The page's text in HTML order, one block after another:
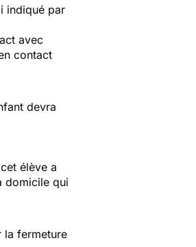
indiqué par
avec
contact
devra
élève a
domicile qui
la fermeture